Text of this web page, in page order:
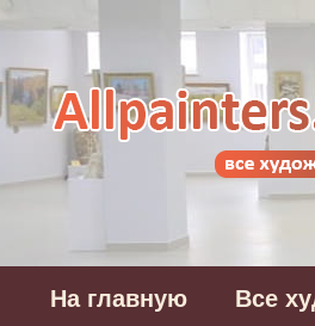
На главную Все